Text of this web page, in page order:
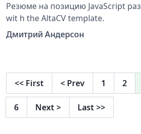
Резюме на позицию JavaScript
wit h the AltaCV template.
Дмитрий Андерсон
<< First < Prev 1 2
6 Next > Last >>